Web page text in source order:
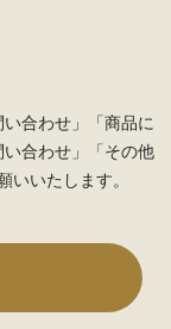
い合わせ」「商品に
合わせ」「その他
いいたします。